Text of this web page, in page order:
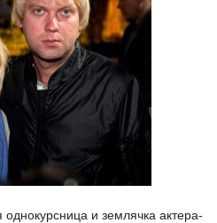
и землячка актера-